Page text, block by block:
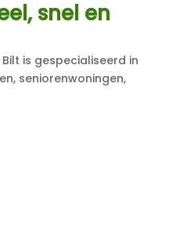
snel en
is gespecialiseerd in
seniorenwoningen,